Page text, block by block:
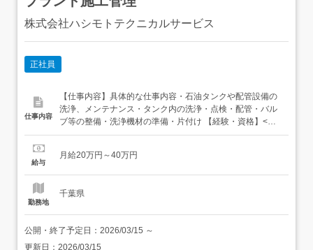
株式会社ハシモトテクニカルサービス
正社員
仕事内容
【仕事内容】具体的な仕事内容・石油タンクや配管設備の
洗浄、メンテナンス・タンク内の洗浄・点検・配管・バル
ブ等の整備・洗浄機材の準備・片付け 【経験・資格】<必
須資格>その他(備考欄)普通一種(AT限定)<その他> 必須資
持ちの方 配管設計や配管施工図作成の経験 配管点検&配管
給与
月給20万円～40万円
勤務地
千葉県
公開・終了予定日： 2026/03/15 ～
更新日： 2026/03/15